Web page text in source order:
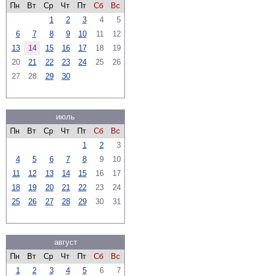
Пн
Вт Ср Чт Пт Сб
Вс
1
2 3 4
5
6
7 8 9 10 11
12
13
14 15 16 17 18
19
20
21 22 23 24 25
26
27
28 29 30
июль
Пн
Вт Ср Чт Пт Сб
Вс
1
2
3
4
5 6 7 8 9
10
11
12 13 14 15 16
17
18
19 20 21 22 23
24
25
26 27 28 29 30 31
август
Пн
Вт Ср Чт Пт Сб
Вс
1
2 3 4 5 6
7